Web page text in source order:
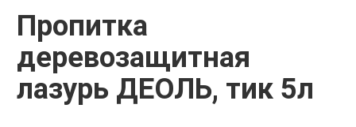
Пропитка
деревозащитная
лазурь ДЕОЛЬ, тик 5л